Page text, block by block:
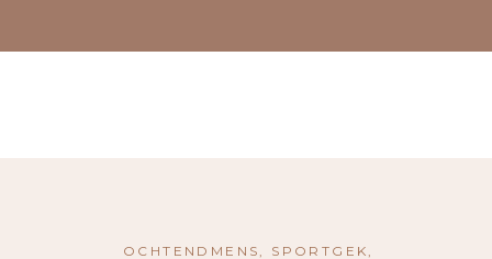
OCHTENDMENS, SPORTGEK,